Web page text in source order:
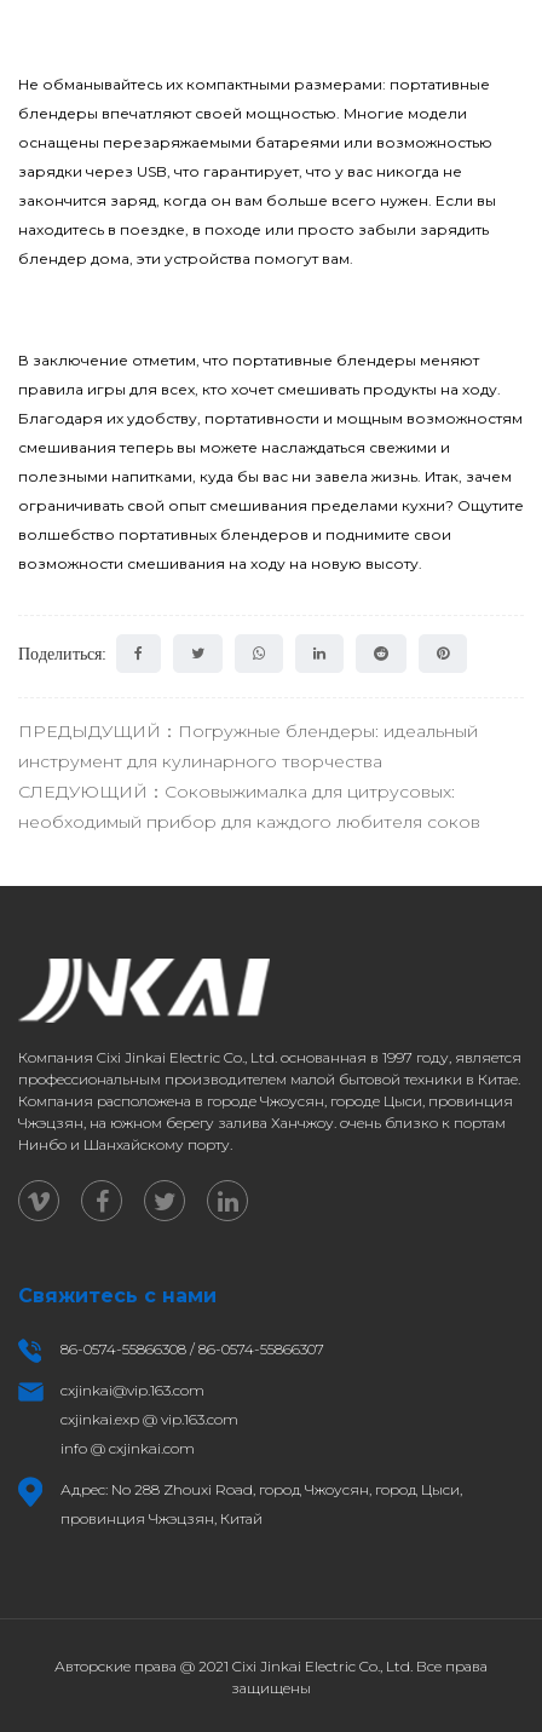
Не обманывайтесь их компактными размерами: портативные
блендеры впечатляют своей мощностью. Многие модели
оснащены перезаряжаемыми батареями или возможностью
зарядки через USB, что гарантирует, что у вас никогда не
закончится заряд, когда он вам больше всего нужен. Если вы
находитесь в поездке, в походе или просто забыли зарядить
блендер дома, эти устройства помогут вам.
В заключение отметим, что портативные блендеры меняют
правила игры для всех, кто хочет смешивать продукты на ходу.
Благодаря их удобству, портативности и мощным возможностям
смешивания теперь вы можете наслаждаться свежими и
полезными напитками, куда бы вас ни завела жизнь. Итак, зачем
ограничивать свой опыт смешивания пределами кухни? Ощутите
волшебство портативных блендеров и поднимите свои
возможности смешивания на ходу на новую высоту.
Поделиться:
ПРЕДЫДУЩИЙ：Погружные блендеры: идеальный
инструмент для кулинарного творчества
СЛЕДУЮЩИЙ：Соковыжималка для цитрусовых:
необходимый прибор для каждого любителя соков
Компания Cixi Jinkai Electric Co., Ltd. основанная в 1997 году, является
профессиональным производителем малой бытовой техники в Китае.
Компания расположена в городе Чжоусян, городе Цыси, провинция
Чжэцзян, на южном берегу залива Ханчжоу. очень близко к портам
Нинбо и Шанхайскому порту.
Свяжитесь с нами
86-0574-55866308 / 86-0574-55866307
cxjinkai@vip.163.com
cxjinkai.exp @ vip.163.com
info @ cxjinkai.com
Адрес: No 288 Zhouxi Road, город Чжоусян, город Цыси,
провинция Чжэцзян, Китай
Авторские права @ 2021 Cixi Jinkai Electric Co., Ltd. Все права
защищены